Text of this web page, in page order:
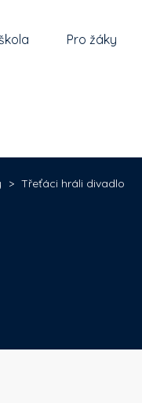
Pro žáky
> Třeťáci hráli divadlo